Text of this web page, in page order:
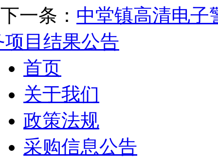
下一条： 中堂镇高清电子
项目结果公告
首页
关于我们
政策法规
采购信息公告